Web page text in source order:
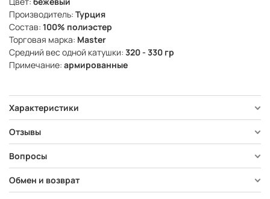
Производитель: Турция
Состав: 100% полиэстер
Торговая марка: Master
Средний вес одной катушки: 320 - 330 гр
Примечание: армированные
Характеристики
Отзывы
Вопросы
Обмен и возврат